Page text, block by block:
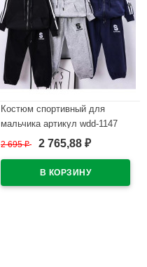
Костюм спортивный для
мальчика артикул wdd-1147
размер 32/128-46/170 цвет
2 695₽ 2 765,88 ₽